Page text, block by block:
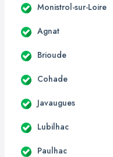
Monistrol-sur-Loire
Agnat
Brioude
Cohade
Javaugues
Lubilhac
Paulhac